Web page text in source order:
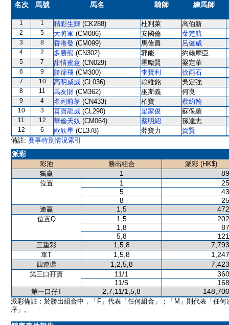
名次 馬號 馬名 騎師 練馬師
1 1 精彩生輝 (CK288) 杜利萊 高伯新
2 5 大將軍 (CM086) 安國倫 葉楚航
3 8 香港發 (CM099) 馬偉昌 呂健威
4 2 多勝熊 (CN302) 郭能 約翰摩亞
5 7 甜情蜜意 (CN029) 霍勵賢 梁定華
6 9 勝蹄飛 (CM300) 李寶利 徐雨石
7 10 高明威威 (CL036) 賴維銘 吳定強
8 11 馬友財 (CM362) 巫斯義 何良
9 4 名列前茅 (CN433) 柏寶 蔡約翰
10 3 喜寶龍威 (CL290) 梁家俊 蘇保羅
11 12 華倫天奴 (CM064) 蔡明紹 孫達志
12 6 歡欣星 (CL378) 薛寶力
賀賢
備註: 賽事特別情況索引
派彩
彩池 勝出組合
派彩 (HK$)
獨贏
1
位置 1
5
8
連贏 1,5
位置Q 1,5
1,8
5,8
三重彩 1,5,8
單T 1,5,8
四連環 1,2,5,8
第三口孖寶 11/1
11/5
第一口孖T 2,7,11/1,5,8
派彩備註：於勝出組合中，「F」代表「任何組合」；「M」則代表「任何
序」。